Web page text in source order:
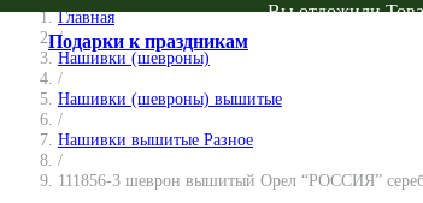
Подарки к праздникам
Вы отложили
Главная
/
Нашивки (шевроны)
/
Нашивки (шевроны) вышитые
/
Нашивки вышитые Разное
/
111856-3 шеврон вышитый Орел “РОССИЯ”